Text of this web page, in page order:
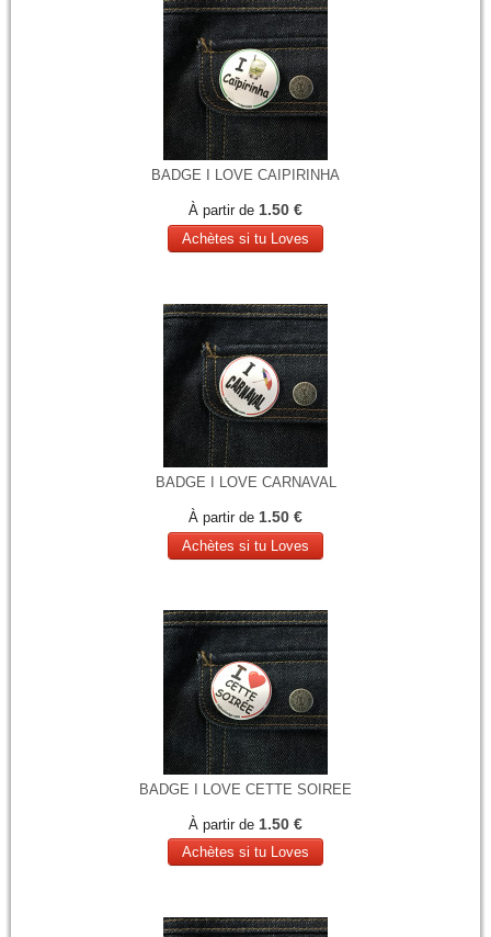
BADGE I LOVE CAIPIRINHA
À partir de 1.50 €
Achètes si tu Loves
BADGE I LOVE CARNAVAL
À partir de 1.50 €
Achètes si tu Loves
BADGE I LOVE CETTE SOIREE
À partir de 1.50 €
Achètes si tu Loves